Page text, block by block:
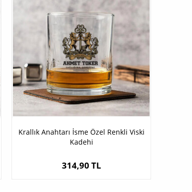
Krallık Anahtarı İsme Özel Renkli Viski
Kadehi
314,90 TL